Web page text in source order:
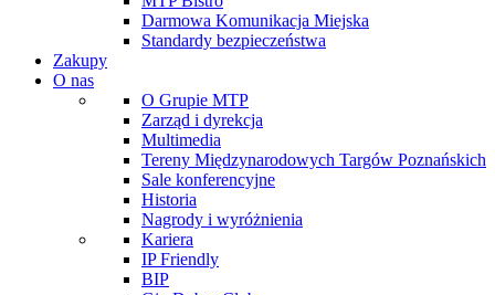
Darmowa Komunikacja Miejska
Standardy bezpieczeństwa
Zakupy
O nas
O Grupie MTP
Zarząd i dyrekcja
Multimedia
Tereny Międzynarodowych Targów Poznańskich
Sale konferencyjne
Historia
Nagrody i wyróżnienia
Kariera
IP Friendly
BIP